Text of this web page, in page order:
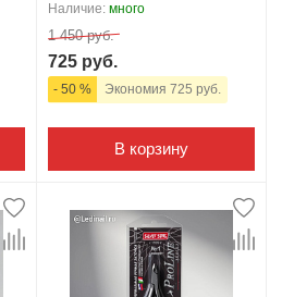
Наличие: много
1 450 руб.
725 руб.
- 50 % Экономия 725 руб.
В корзину